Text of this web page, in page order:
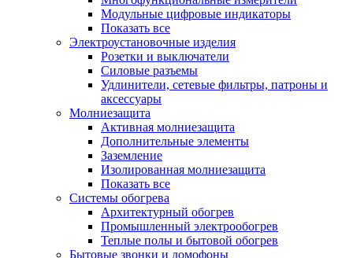
Модульные цифровые индикаторы
Показать все
Электроустановочные изделия
Розетки и выключатели
Силовые разъемы
Удлинители, сетевые фильтры, патроны и
аксессуары
Молниезащита
Активная молниезащита
Дополнительные элементы
Заземление
Изолированная молниезащита
Показать все
Системы обогрева
Архитектурный обогрев
Промышленный электрообогрев
Теплые полы и бытовой обогрев
Бытовые звонки и домофоны